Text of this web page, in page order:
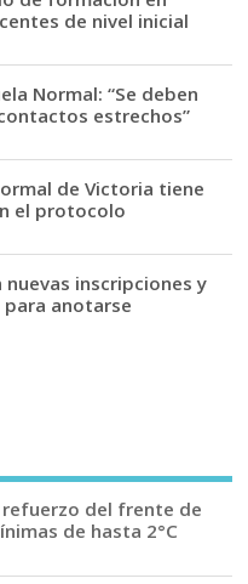
de nivel inicial
Normal: “Se deben
estrechos”
de Victoria tiene
el protocolo
nuevas inscripciones y
anotarse
refuerzo del frente de
de hasta 2°C